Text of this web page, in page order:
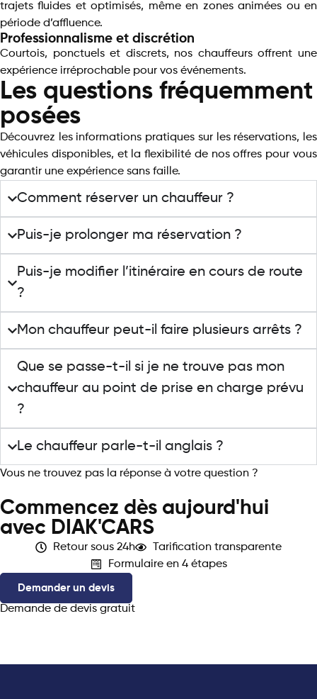
trajets fluides et optimisés, même en zones animées ou en
période d’affluence.
Professionnalisme et discrétion
Courtois, ponctuels et discrets, nos chauffeurs offrent une
expérience irréprochable pour vos événements.
Les questions fréquemment
posées
Découvrez les informations pratiques sur les réservations, les
véhicules disponibles, et la flexibilité de nos offres pour vous
garantir une expérience sans faille.
Comment réserver un chauffeur ?
Puis-je prolonger ma réservation ?
Puis-je modifier l’itinéraire en cours de route
?
Mon chauffeur peut-il faire plusieurs arrêts ?
Que se passe-t-il si je ne trouve pas mon
chauffeur au point de prise en charge prévu
?
Le chauffeur parle-t-il anglais ?
Vous ne trouvez pas la réponse à votre question ?
Commencez dès aujourd'hui
avec DIAK'CARS
Retour sous 24h
Tarification transparente
Formulaire en 4 étapes
Demander un devis
Demande de devis gratuit